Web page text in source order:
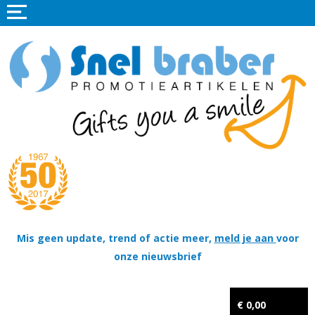
Mis geen update, trend of actie meer, meld je aan voor
onze nieuwsbrief
€ 0,00
Home
Promotieartikelen
Tassen
Thema's